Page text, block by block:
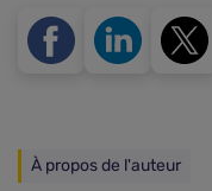
À propos de l'auteur